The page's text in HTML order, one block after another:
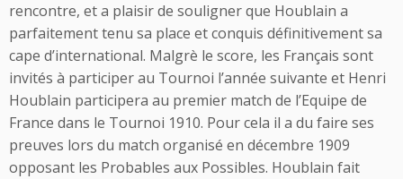
rencontre, et a plaisir de souligner que Houblain a
parfaitement tenu sa place et conquis définitivement sa
cape d’international. Malgrè le score, les Français sont
invités à participer au Tournoi l’année suivante et Henri
Houblain participera au premier match de l’Equipe de
France dans le Tournoi 1910. Pour cela il a du faire ses
preuves lors du match organisé en décembre 1909
opposant les Probables aux Possibles. Houblain fait